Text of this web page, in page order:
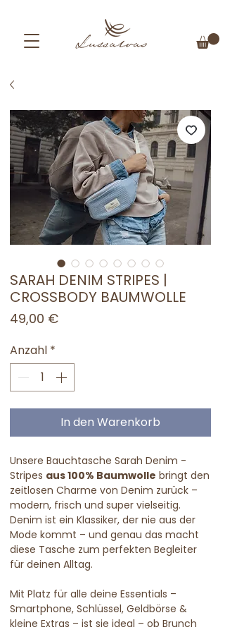
SARAH DENIM STRIPES |
CROSSBODY BAUMWOLLE
49,00 €Preis
Anzahl *
In den Warenkorb
Unsere Bauchtasche Sarah Denim -
Stripes aus 100% Baumwolle bringt den
zeitlosen Charme von Denim zurück –
modern, frisch und super vielseitig.
Denim ist ein Klassiker, der nie aus der
Mode kommt – und genau das macht
diese Tasche zum perfekten Begleiter
für deinen Alltag.
Mit Platz für alle deine Essentials –
Smartphone, Schlüssel, Geldbörse &
kleine Extras – ist sie ideal – ob Brunch